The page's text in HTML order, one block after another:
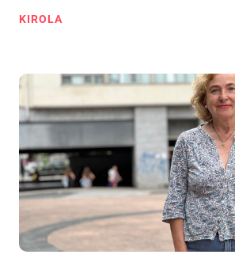
KIROLA